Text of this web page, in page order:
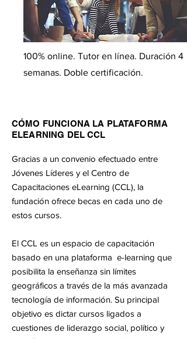
100% online. Tutor en línea. Duración 4
semanas. Doble certificación.
CÓMO FUNCIONA LA PLATAFORMA
ELEARNING DEL CCL
Gracias a un convenio efectuado entre
Jóvenes Líderes y el Centro de
Capacitaciones eLearning (CCL), la
fundación ofrece becas en cada uno de
estos cursos.
El CCL es un espacio de capacitación
basado en una plataforma e-learning que
posibilita la enseñanza sin límites
geográficos a través de la más avanzada
tecnología de información. Su principal
objetivo es dictar cursos ligados a
cuestiones de liderazgo social, político y